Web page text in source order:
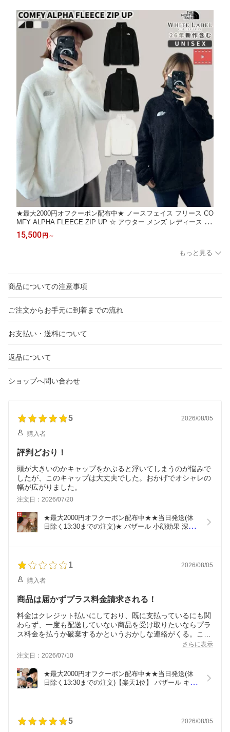
★最大2000円オフクーポン配布中★ ノースフェイス フリース CO
MFY ALPHA FLEECE ZIP UP ☆ アウター メンズ レディース ジ
ャケット ロゴ フリースジャケット 大人気 韓国 THE NORTH FAC
E【正規品/関税込/送料無料】
15,500 円 ～
もっと見る
商品についての注意事項
ご注文からお手元に到着までの流れ
お支払い・送料について
返品について
ショップへ問い合わせ
5 2026/08/05
購入者
評判どおり！
頭が大きいのかキャップをかぶると浮いてしまうのが悩みで
したが、このキャップは大丈夫でした。おかげでオシャレの
幅が広がりました。
注文日：2026/07/20
★最大2000円オフクーポン配布中★★当日発送(休
日除く13:30までの注文)★ バザール 小顔効果 深め
料】
1 2026/08/05
購入者
商品は届かずプラス料金請求される！
料金はクレジット払いにしており、既に支払っているにも関
わらず、一度も配送していない商品を受け取りたいならプラ
ス料金を払うか破棄するかというおかしな連絡がくる。これ
は脅迫だと思いました。楽天に詐欺まがいの店舗があるとは
思わなかった。もちろんいまだに商品は届かない。お金と個
さらに表示
注文日：2026/07/10
★最大2000円オフクーポン配布中★★当日発送(休
日除く13:30までの注文)【楽天1位】 バザール キャ
店/関税込/送料無料】
5 2026/08/05